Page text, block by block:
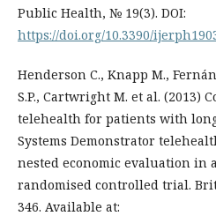
Public Health, № 19(3). DOI:
https://doi.org/10.3390/
Henderson C., Knapp M.,
S.P., Cartwright M. et al. (2013)
telehealth for patients with
Systems Demonstrator
nested economic evaluation in
randomised controlled trial.
346. Available at: